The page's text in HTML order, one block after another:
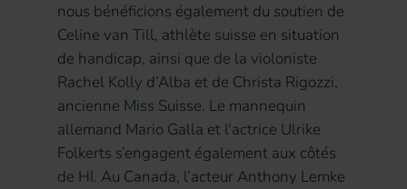
nous bénéficions également du soutien de
Celine van Till, athlète suisse en situation
de handicap, ainsi que de la violoniste
Rachel Kolly d’Alba et de Christa Rigozzi,
ancienne Miss Suisse. Le mannequin
allemand Mario Galla et l'actrice Ulrike
Folkerts s’engagent également aux côtés
de HI. Au Canada, l’acteur Anthony Lemke